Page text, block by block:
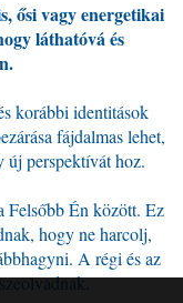
ősi vagy energetikai
láthatóvá és
korábbi identitások
fájdalmas lehet,
új perspektívát hoz.
Felsőbb Én között. Ez
hogy ne harcolj,
A régi és az